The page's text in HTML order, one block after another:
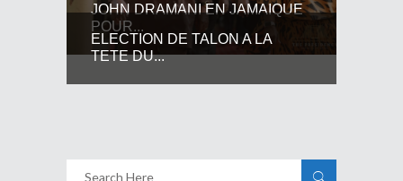
JOHN DRAMANI EN JAMAIQUE
POUR...
ELECTION DE TALON A LA
TETE DU...